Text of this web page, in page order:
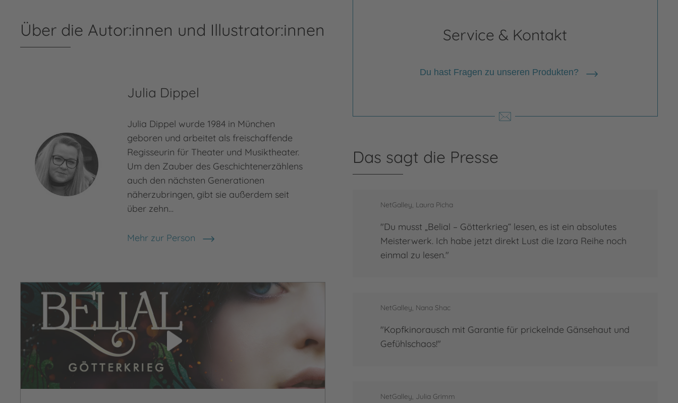
Service & Kontakt
Du hast Fragen zu unseren Produkten?
Über die Autor:innen und Illustrator:innen
Julia Dippel
Julia Dippel wurde 1984 in München
geboren und arbeitet als freischaffende
Regisseurin für Theater und Musiktheater.
Um den Zauber des Geschichtenerzählens
auch den nächsten Generationen
näherzubringen, gibt sie außerdem seit
über zehn…
Mehr zur Person
Julia Dippel
Das sagt die Presse
NetGalley, Laura Picha
"Du musst „Belial – Götterkrieg“ lesen, es ist ein absolutes
Meisterwerk. Ich habe jetzt direkt Lust die Izara Reihe noch
einmal zu lesen."
NetGalley, Nana Shac
"Kopfkinorausch mit Garantie für prickelnde Gänsehaut und
Gefühlschaos!"
NetGalley, Julia Grimm
Video abspielen